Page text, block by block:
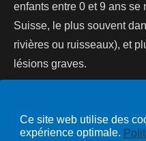
Ce site web utilise des
expérience optimale.
enfants entre 0 et 9 ans se
Suisse, le plus souvent
rivières ou ruisseaux), et
lésions graves.